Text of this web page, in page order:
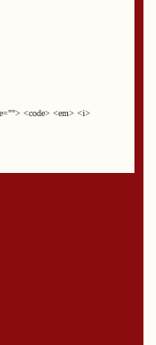
<code> <em> <i>